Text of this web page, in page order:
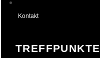
Kontakt
TREFFPUNKTE